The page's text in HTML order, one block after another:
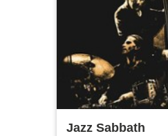
Jazz Sabbath